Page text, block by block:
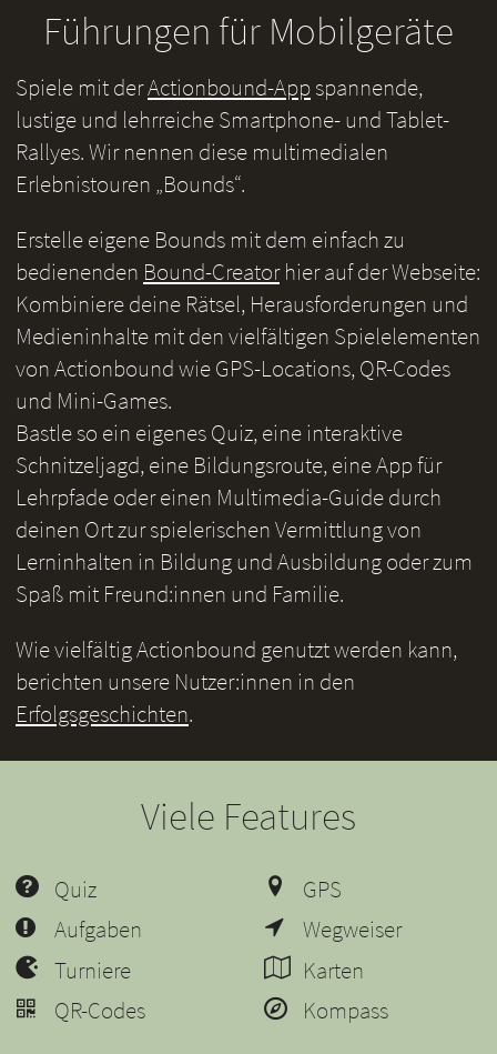
Führungen für Mobilgeräte
Spiele mit derActionbound-Appspannende,
lustige und lehrreiche Smartphone- und Tablet-
Rallyes. Wir nennen diese multimedialen
Erlebnistouren „Bounds“.
Erstelle eigene Bounds mit dem einfach zu
bedienenden Bound-Creatorhier auf der Webseite:
Kombiniere deine Rätsel, Herausforderungen und
Medieninhalte mit den vielfältigen Spielelementen
von Actionbound wie GPS-Locations, QR-Codes
und Mini-Games.
Bastle so ein eigenes Quiz, eine interaktive
Schnitzeljagd, eine Bildungsroute, eine App für
Lehrpfade oder einen Multimedia-Guide durch
deinen Ort zur spielerischen Vermittlung von
Lerninhalten in Bildung und Ausbildung oder zum
Spaß mit Freund:innen und Familie.
Wie vielfältig Actionbound genutzt werden kann,
berichten unsere Nutzer:innen in den
Erfolgsgeschichten.
Viele Features
Quiz
Aufgaben
Turniere
QR-Codes
GPS
Wegweiser
Karten
Kompass